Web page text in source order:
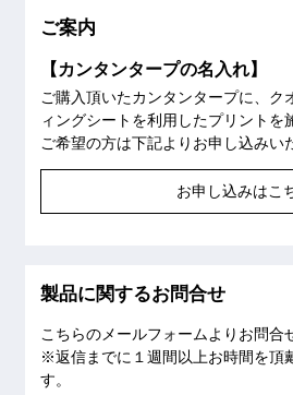
ご案内
【カンタンタープの名入れ】
ご購入頂いたカンタンタープに、ク
ィングシートを利用したプリントを
ご希望の方は下記よりお申し込みい
お申し込みはこ
製品に関するお問合せ
こちらのメールフォームよりお問合
※返信までに１週間以上お時間を頂
す。